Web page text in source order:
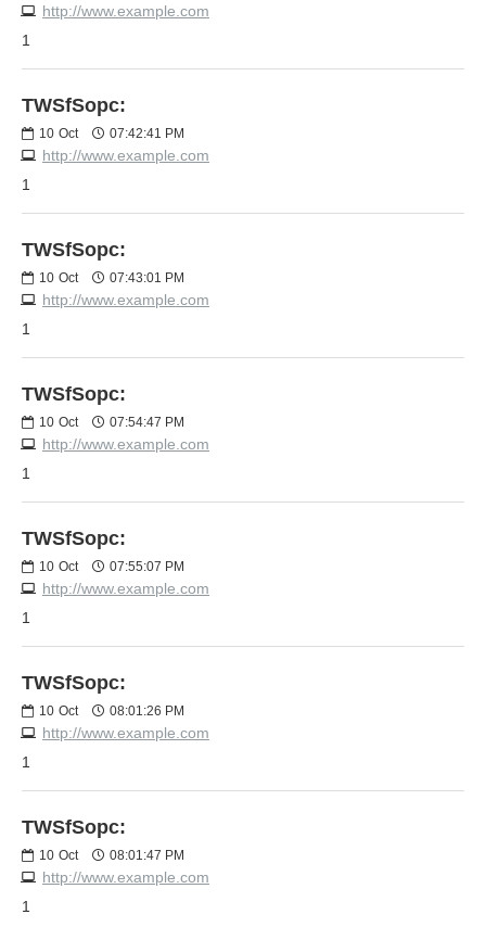
http://www.example.com
1
TWSfSopc:
10 Oct 07:42:41 PM
http://www.example.com
1
TWSfSopc:
10 Oct 07:43:01 PM
http://www.example.com
1
TWSfSopc:
10 Oct 07:54:47 PM
http://www.example.com
1
TWSfSopc:
10 Oct 07:55:07 PM
http://www.example.com
1
TWSfSopc:
10 Oct 08:01:26 PM
http://www.example.com
1
TWSfSopc:
10 Oct 08:01:47 PM
http://www.example.com
1